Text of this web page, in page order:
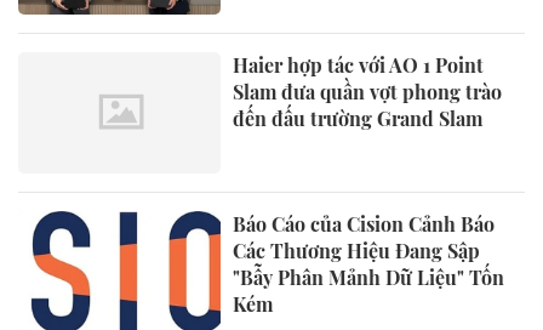
Haier hợp tác với AO 1 Point
Slam đưa quần vợt phong trào
đến đấu trường Grand Slam
Báo Cáo của Cision Cảnh Báo
Các Thương Hiệu Đang Sập
"Bẫy Phân Mảnh Dữ Liệu" Tốn
Kém